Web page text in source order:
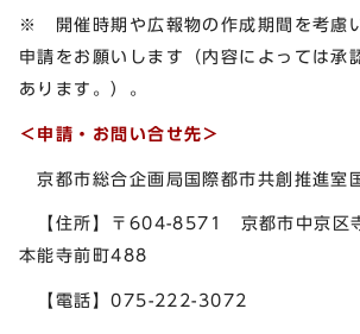
※ 開催時期や広報物の作成期間を考慮
申請をお願いします（内容によっては承
あります。）。
＜申請・お問い合せ先＞
京都市総合企画局国際都市共創推進室
【住所】〒604-8571 京都市中京区
本能寺前町488
【電話】075-222-3072